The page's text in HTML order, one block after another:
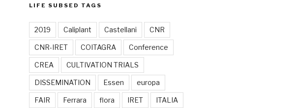
LIFE SUBSED TAGS
2019 Caliplant Castellani CNR
CNR-IRET COITAGRA Conference
CREA CULTIVATION TRIALS
DISSEMINATION Essen europa
FAIR Ferrara flora IRET ITALIA